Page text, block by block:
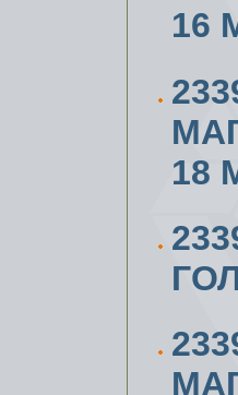
16
18